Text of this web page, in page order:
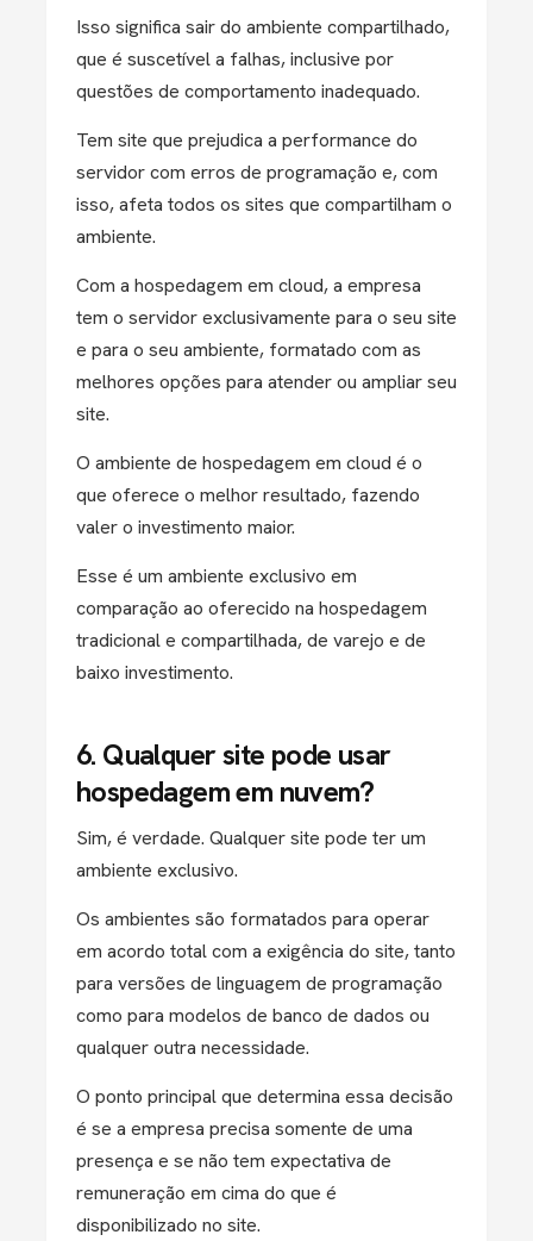
Isso significa sair do ambiente compartilhado,
que é suscetível a falhas, inclusive por
questões de comportamento inadequado.
Tem site que prejudica a performance do
servidor com erros de programação e, com
isso, afeta todos os sites que compartilham o
ambiente.
Com a hospedagem em cloud, a empresa
tem o servidor exclusivamente para o seu site
e para o seu ambiente, formatado com as
melhores opções para atender ou ampliar seu
site.
O ambiente de hospedagem em cloud é o
que oferece o melhor resultado, fazendo
valer o investimento maior.
Esse é um ambiente exclusivo em
comparação ao oferecido na hospedagem
tradicional e compartilhada, de varejo e de
baixo investimento.
6. Qualquer site pode usar
hospedagem em nuvem?
Sim, é verdade. Qualquer site pode ter um
ambiente exclusivo.
Os ambientes são formatados para operar
em acordo total com a exigência do site, tanto
para versões de linguagem de programação
como para modelos de banco de dados ou
qualquer outra necessidade.
O ponto principal que determina essa decisão
é se a empresa precisa somente de uma
presença e se não tem expectativa de
remuneração em cima do que é
disponibilizado no site.